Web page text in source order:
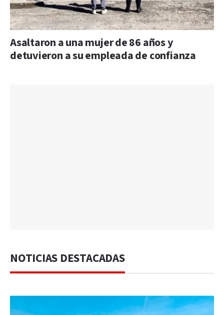
Asaltaron a una mujer de 86 años y
detuvieron a su empleada de confianza
NOTICIAS DESTACADAS